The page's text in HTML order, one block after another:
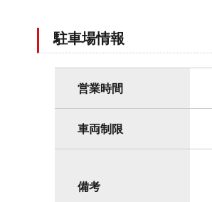
駐車場情報
営業時間
車両制限
備考